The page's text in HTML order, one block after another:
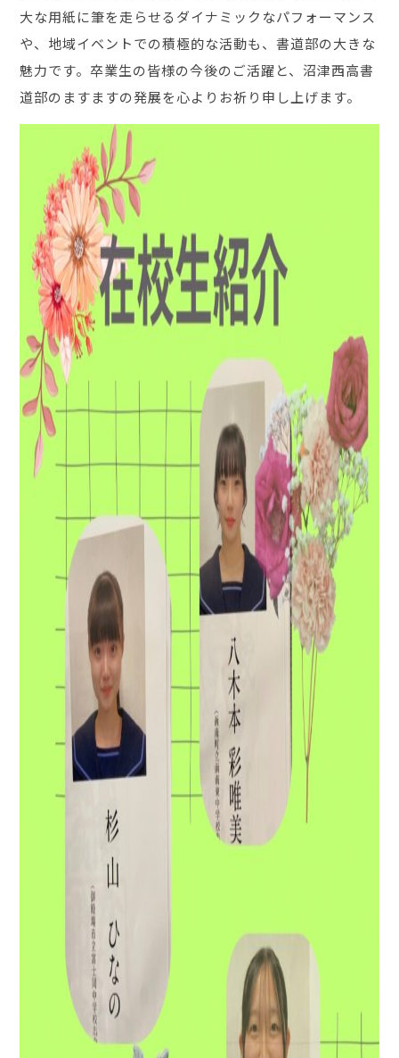
大な用紙に筆を走らせるダイナミックなパフォーマンス
や、地域イベントでの積極的な活動も、書道部の大きな
魅力です。卒業生の皆様の今後のご活躍と、沼津西高書
道部のますますの発展を心よりお祈り申し上げます。